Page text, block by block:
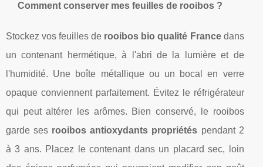
Comment conserver mes feuilles de rooibos ?
Stockez vos feuilles de rooibos bio qualité Francedans
un contenant hermétique, à l'abri de la lumière et de
l'humidité. Une boîte métallique ou un bocal en verre
opaque conviennent parfaitement. Évitez le réfrigérateur
qui peut altérer les arômes. Bien conservé, le rooibos
garde ses rooibos antioxydants propriétés pendant 2
à 3 ans. Placez le contenant dans un placard sec, loin